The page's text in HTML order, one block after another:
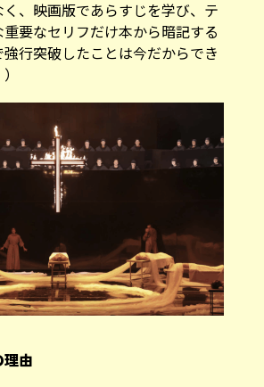
、映画版であらすじを学び、テ
要なセリフだけ本から暗記する
行突破したことは今だからでき
由